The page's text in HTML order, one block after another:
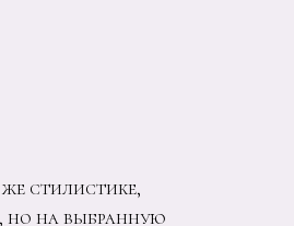
стилистике,
но на выбранную